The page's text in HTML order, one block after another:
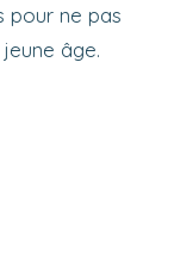
pour ne pas
âge.